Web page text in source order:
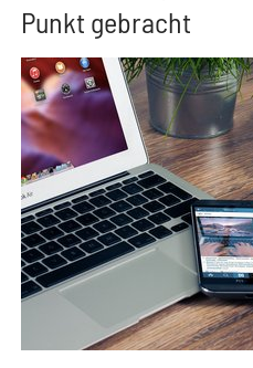
Punkt gebracht